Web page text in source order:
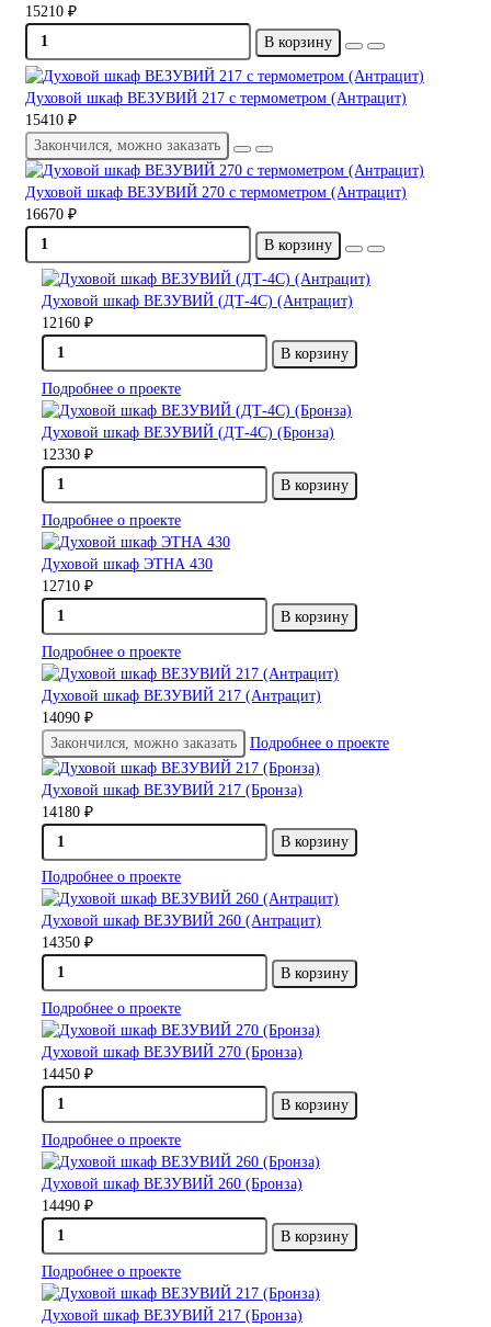
15210 ₽
В корзину
Духовой шкаф ВЕЗУВИЙ 217 с термометром (Антрацит)
15410 ₽
Закончился, можно заказать
Духовой шкаф ВЕЗУВИЙ 270 с термометром (Антрацит)
16670 ₽
В корзину
Духовой шкаф ВЕЗУВИЙ (ДТ-4С) (Антрацит)
12160 ₽
В корзину
Подробнее о проекте
Духовой шкаф ВЕЗУВИЙ (ДТ-4С) (Бронза)
12330 ₽
В корзину
Подробнее о проекте
Духовой шкаф ЭТНА 430
12710 ₽
В корзину
Подробнее о проекте
Духовой шкаф ВЕЗУВИЙ 217 (Антрацит)
14090 ₽
Закончился, можно заказать
Подробнее о проекте
Духовой шкаф ВЕЗУВИЙ 217 (Бронза)
14180 ₽
В корзину
Подробнее о проекте
Духовой шкаф ВЕЗУВИЙ 260 (Антрацит)
14350 ₽
В корзину
Подробнее о проекте
Духовой шкаф ВЕЗУВИЙ 270 (Бронза)
14450 ₽
В корзину
Подробнее о проекте
Духовой шкаф ВЕЗУВИЙ 260 (Бронза)
14490 ₽
В корзину
Подробнее о проекте
Духовой шкаф ВЕЗУВИЙ 217 (Бронза)